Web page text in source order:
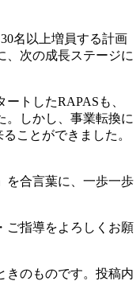
名以上増員する計画
、次の成長ステージに
トしたRAPASも、
。しかし、事業転換に
ことができました。
を合言葉に、一歩一歩
ご指導をよろしくお願
きのものです。投稿内